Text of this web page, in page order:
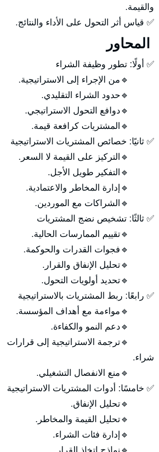
والقيمة.
✅ قياس أثر التحول على الأداء والنتائج.
✅ أولًا: تطور وظيفة الشراء
🔹من الإجراء إلى الاستراتيجية.
🔹حدود الشراء التقليدي.
🔹دوافع التحول الاستراتيجي.
🔹المشتريات كرافعة قيمة.
✅ ثانيًا: خصائص المشتريات الاستراتيجية
🔹التركيز على القيمة لا السعر.
🔹التفكير طويل الأجل.
🔹إدارة المخاطر والاعتمادية.
🔹الشراكات مع الموردين.
✅ ثالثًا: تشخيص نضج المشتريات
🔹تقييم الممارسات الحالية.
🔹فجوات القدرات والحوكمة.
🔹تحليل الإنفاق والقرار.
🔹تحديد أولويات التحول.
✅ رابعًا: ربط المشتريات بالاستراتيجية
🔹مواءمة مع أهداف المؤسسة.
🔹دعم النمو والكفاءة.
🔹ترجمة الاستراتيجية إلى قرارات
شراء.
🔹منع الانفصال التشغيلي.
✅ خامسًا: أدوات المشتريات الاستراتيجية
🔹تحليل الإنفاق.
🔹تحليل القيمة والمخاطر.
🔹إدارة فئات الشراء.
🔹نماذج اتخاذ القرار.